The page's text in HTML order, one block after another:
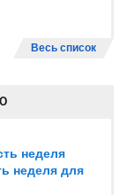
Весь список
неделя
неделя для